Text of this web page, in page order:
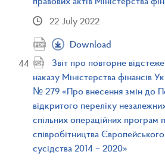
22 July 2022
Download
Звіт про повторне
наказу Міністерства фінансів
№ 279 «Про внесення змін до
відкритого переліку
спільних операційних програм
співробітництва
сусідства 2014 – 2020»